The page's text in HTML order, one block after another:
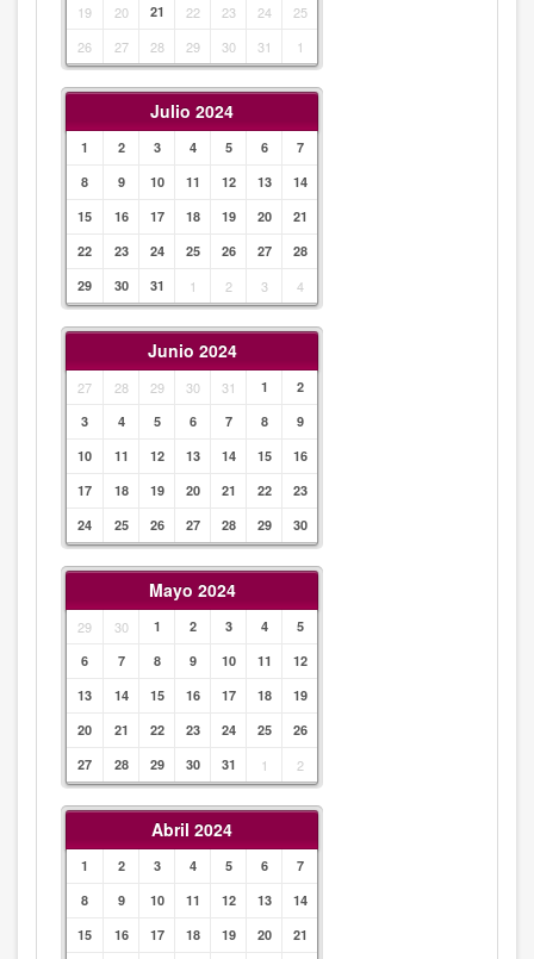
19
20 21 22 23 24
25
26
27 28 29 30 31 1
Julio 2024
1 2 3 4 5 6
7
8
9 10 11 12 13
14
15
16 17 18 19 20
21
22
23 24 25 26 27
28
29
30 31 1 2 3 4
Junio 2024
27 28 29 30 31 1
2
3
4 5 6 7 8
9
10
11 12 13 14 15
16
17
18 19 20 21 22
23
24
25 26 27 28 29 30
Mayo 2024
29 30 1 2 3 4
5
6
7 8 9 10 11
12
13
14 15 16 17 18
19
20
21 22 23 24 25
26
27
28 29 30 31 1 2
Abril 2024
1 2 3 4 5 6
7
8
9 10 11 12 13
14
15
16 17 18 19 20
21